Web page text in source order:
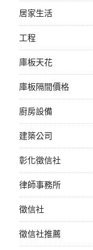
居家生活
工程
庫板天花
庫板隔間價格
廚房設備
建築公司
彰化徵信社
律師事務所
徵信社
徵信社推薦